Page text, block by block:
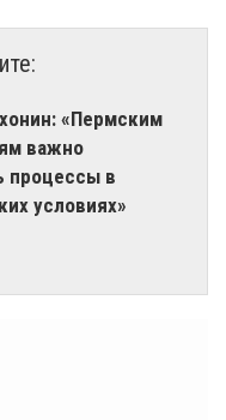
«Пермским
важно
процессы в
условиях»